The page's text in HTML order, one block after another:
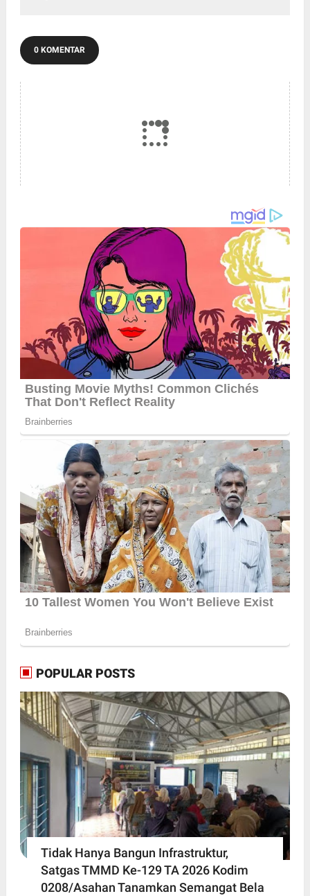
0 KOMENTAR
POPULAR POSTS
Tidak Hanya Bangun Infrastruktur,
Satgas TMMD Ke-129 TA 2026 Kodim
0208/Asahan Tanamkan Semangat Bela